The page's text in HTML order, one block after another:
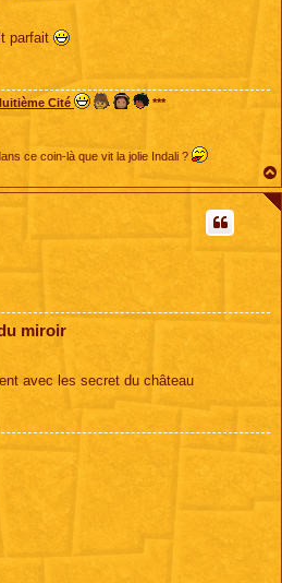
parfait
Cité
***
ce coin-là que vit la jolie Indali ?
miroir
avec les secret du château